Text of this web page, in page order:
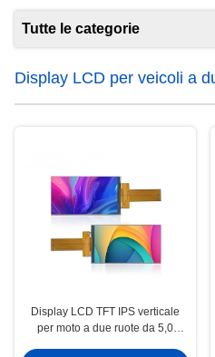
Tutte le categorie
Display LCD per veicoli a
Display LCD TFT IPS verticale
per moto a due ruote da 5,0